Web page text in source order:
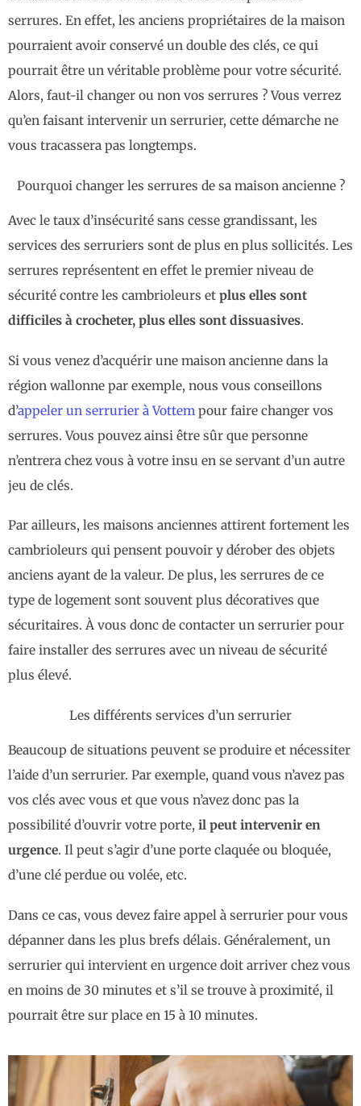
serrures. En effet, les anciens propriétaires de la maison
pourraient avoir conservé un double des clés, ce qui
pourrait être un véritable problème pour votre sécurité.
Alors, faut-il changer ou non vos serrures ? Vous verrez
qu’en faisant intervenir un serrurier, cette démarche ne
vous tracassera pas longtemps.
Pourquoi changer les serrures de sa maison ancienne ?
Avec le taux d’insécurité sans cesse grandissant, les
services des serruriers sont de plus en plus sollicités. Les
serrures représentent en effet le premier niveau de
sécurité contre les cambrioleurs et plus elles sont
difficiles à crocheter, plus elles sont dissuasives.
Si vous venez d’acquérir une maison ancienne dans la
région wallonne par exemple, nous vous conseillons
d’appeler un serrurier à Vottem pour faire changer vos
serrures. Vous pouvez ainsi être sûr que personne
n’entrera chez vous à votre insu en se servant d’un autre
jeu de clés.
Par ailleurs, les maisons anciennes attirent fortement les
cambrioleurs qui pensent pouvoir y dérober des objets
anciens ayant de la valeur. De plus, les serrures de ce
type de logement sont souvent plus décoratives que
sécuritaires. À vous donc de contacter un serrurier pour
faire installer des serrures avec un niveau de sécurité
plus élevé.
Les différents services d’un serrurier
Beaucoup de situations peuvent se produire et nécessiter
l’aide d’un serrurier. Par exemple, quand vous n’avez pas
vos clés avec vous et que vous n’avez donc pas la
possibilité d’ouvrir votre porte, il peut intervenir en
urgence. Il peut s’agir d’une porte claquée ou bloquée,
d’une clé perdue ou volée, etc.
Dans ce cas, vous devez faire appel à serrurier pour vous
dépanner dans les plus brefs délais. Généralement, un
serrurier qui intervient en urgence doit arriver chez vous
en moins de 30 minutes et s’il se trouve à proximité, il
pourrait être sur place en 15 à 10 minutes.